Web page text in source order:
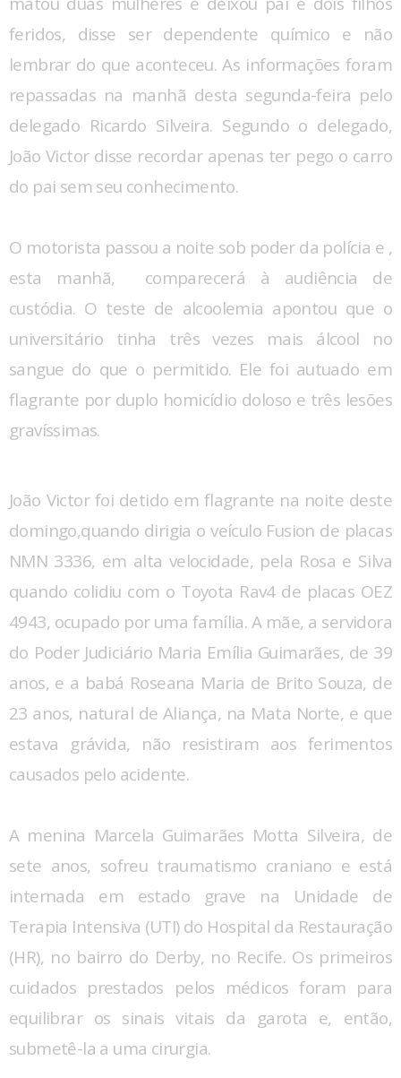
feridos, disse ser dependente químico e não
lembrar do que aconteceu. As informações foram
repassadas na manhã desta segunda-feira pelo
delegado Ricardo Silveira. Segundo o delegado,
João Victor disse recordar apenas ter pego o carro
do pai sem seu conhecimento.
O motorista passou a noite sob poder da polícia e ,
esta manhã, comparecerá à audiência de
custódia. O teste de alcoolemia apontou que o
universitário tinha três vezes mais álcool no
sangue do que o permitido. Ele foi autuado em
flagrante por duplo homicídio doloso e três lesões
gravíssimas.
João Victor foi detido em flagrante na noite deste
domingo,quando dirigia o veículo Fusion de placas
NMN 3336, em alta velocidade, pela Rosa e Silva
quando colidiu com o Toyota Rav4 de placas OEZ
4943, ocupado por uma família. A mãe, a servidora
do Poder Judiciário Maria Emília Guimarães, de 39
anos, e a babá Roseana Maria de Brito Souza, de
23 anos, natural de Aliança, na Mata Norte, e que
estava grávida, não resistiram aos ferimentos
causados pelo acidente.
A menina Marcela Guimarães Motta Silveira, de
sete anos, sofreu traumatismo craniano e está
internada em estado grave na Unidade de
Terapia Intensiva (UTI) do Hospital da Restauração
(HR), no bairro do Derby, no Recife. Os primeiros
cuidados prestados pelos médicos foram para
equilibrar os sinais vitais da garota e, então,
submetê-la a uma cirurgia.